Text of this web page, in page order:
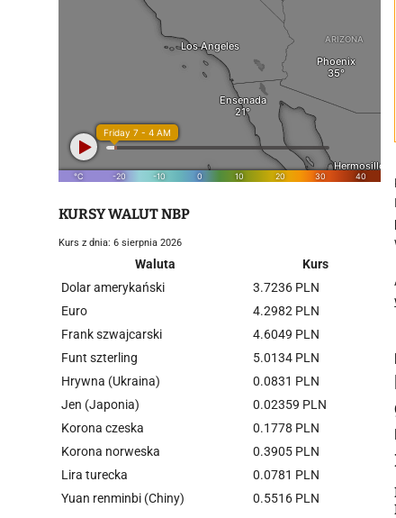
KURSY WALUT NBP
Kurs z dnia: 6 sierpnia 2026
Waluta
Kurs
Dolar amerykański
3.7236 PLN
Euro
4.2982 PLN
Frank szwajcarski
4.6049 PLN
Funt szterling
5.0134 PLN
Hrywna (Ukraina)
0.0831 PLN
Jen (Japonia)
0.02359 PLN
Korona czeska
0.1778 PLN
Korona norweska
0.3905 PLN
Lira turecka
0.0781 PLN
Yuan renminbi (Chiny)
0.5516 PLN